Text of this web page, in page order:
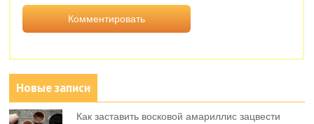
Новые записи
Как заставить восковой амариллис зацвести